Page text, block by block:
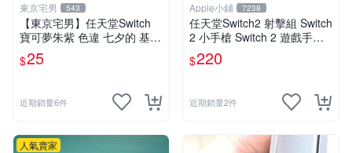
東京宅男 543
【東京宅男】任天堂Switch
寶可夢朱紫 色違 七夕的 基拉
祈
$25
近期銷量6件
Apple小鋪 7238
任天堂Switch2 射擊組 Switch
2 小手槍 Switch 2 遊戲手把
Switch2 射擊槍 2支裝
$220
近期銷量2件
人氣賣家